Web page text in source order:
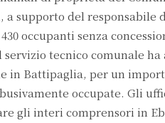
a supporto del
occupanti senza
tecnico comunale
in Battipaglia, per un
occupate. Gli
gli interi comprensori in